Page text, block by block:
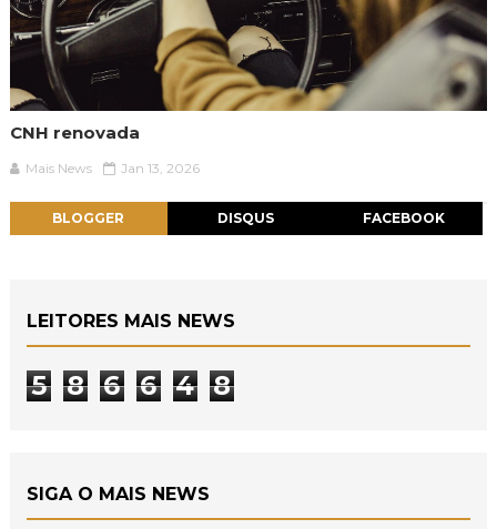
CNH renovada
Mais News Jan 13, 2026
BLOGGER DISQUS FACEBOOK
LEITORES MAIS NEWS
5 8 6 6 4 8
SIGA O MAIS NEWS